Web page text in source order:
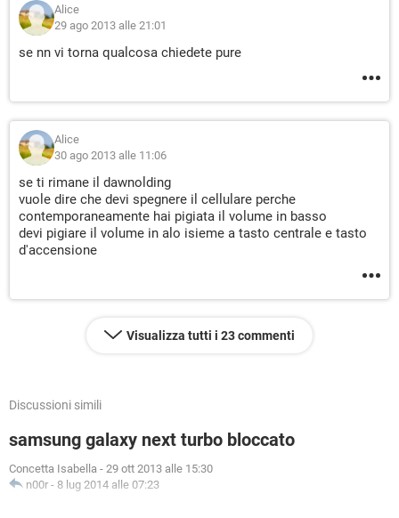
Alice
29 ago 2013 alle 21:01
se nn vi torna qualcosa chiedete pure
Alice
30 ago 2013 alle 11:06
se ti rimane il dawnolding
vuole dire che devi spegnere il cellulare perche
contemporaneamente hai pigiata il volume in basso
devi pigiare il volume in alo isieme a tasto centrale e tasto
d'accensione
Visualizza tutti i 23 commenti
Discussioni simili
samsung galaxy next turbo bloccato
Concetta Isabella - 29 ott 2013 alle 15:30
n00r - 8 lug 2014 alle 07:23